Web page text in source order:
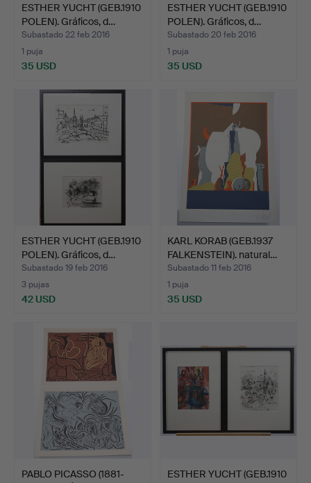
ESTHER YUCHT (GEB.1910
POLEN). Gráficos, d…
Subastado 22 feb 2016
1 puja
35 USD
ESTHER YUCHT (GEB.1910
POLEN). Gráficos, d…
Subastado 20 feb 2016
1 puja
35 USD
ESTHER YUCHT (GEB.1910
POLEN). Gráficos, d…
Subastado 19 feb 2016
3 pujas
42 USD
KARL KORAB (GEB.1937
FALKENSTEIN). natural…
Subastado 11 feb 2016
1 puja
35 USD
PABLO PICASSO (1881-
ESTHER YUCHT (GEB.1910